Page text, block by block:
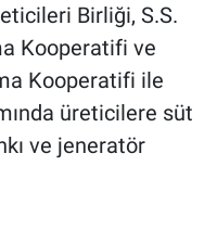
Birliği, S.S.
Kooperatifi ve
Kooperatifi ile
üreticilere süt
ve jeneratör